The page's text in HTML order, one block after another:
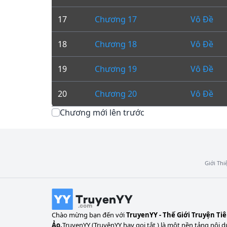
17 Chương 17 Vô Đề
18 Chương 18 Vô Đề
19 Chương 19 Vô Đề
20 Chương 20
Vô Đề
Chương mới lên trước
Giới
Chào mừng bạn đến vớiTruyenYY - Thế Giới Truyện
Ảo.TruyenYY (TruyệnYY hay gọi tắt ) là một nền tảng nội